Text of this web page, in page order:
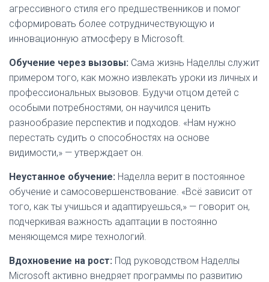
агрессивного стиля его предшественников и помог
сформировать более сотрудничествующую и
инновационную атмосферу в Microsoft.
Обучение через вызовы: Сама жизнь Наделлы служит
примером того, как можно извлекать уроки из личных и
профессиональных вызовов. Будучи отцом детей с
особыми потребностями, он научился ценить
разнообразие перспектив и подходов. «Нам нужно
перестать судить о способностях на основе
видимости,» — утверждает он.
Неустанное обучение: Наделла верит в постоянное
обучение и самосовершенствование. «Всё зависит от
того, как ты учишься и адаптируешься,» — говорит он,
подчеркивая важность адаптации в постоянно
меняющемся мире технологий.
Вдохновение на рост: Под руководством Наделлы
Microsoft активно внедряет программы по развитию